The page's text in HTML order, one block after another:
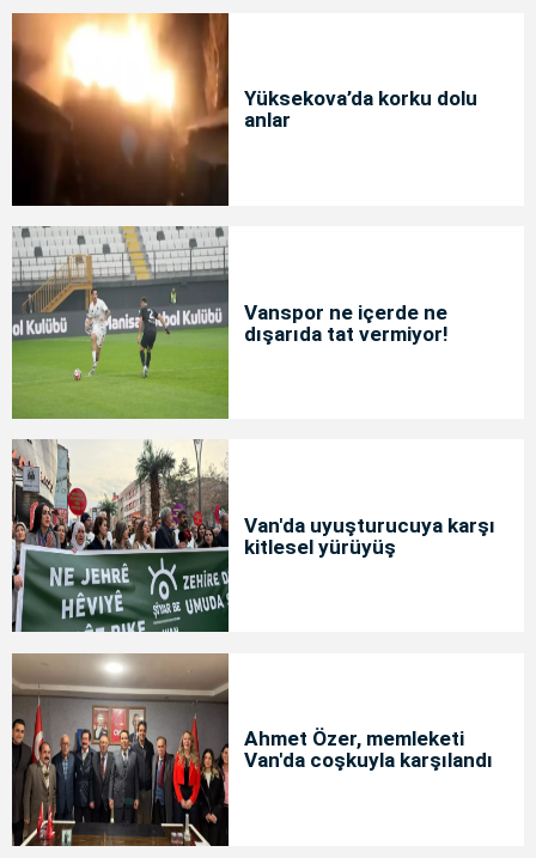
Yüksekova’da korku dolu
anlar
Vanspor ne içerde ne
dışarıda tat vermiyor!
Van'da uyuşturucuya karşı
kitlesel yürüyüş
Ahmet Özer, memleketi
Van'da coşkuyla karşılandı